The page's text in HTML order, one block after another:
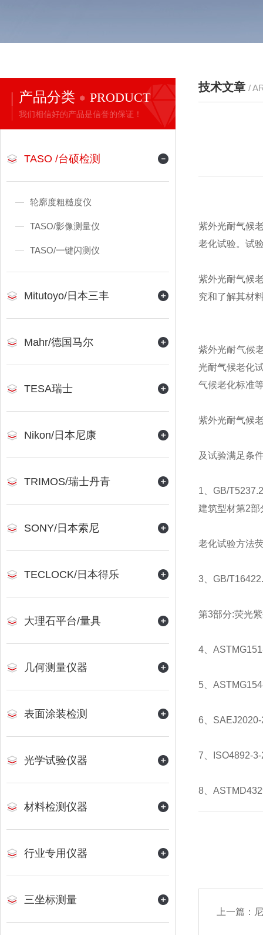
产品分类 PRODUCT
我们相信好的产品是信誉的保证！
TASO /台硕检测
轮廓度粗糙度仪
TASO/影像测量仪
TASO/一键闪测仪
Mitutoyo/日本三丰
Mahr/德国马尔
TESA瑞士
Nikon/日本尼康
TRIMOS/瑞士丹青
SONY/日本索尼
TECLOCK/日本得乐
大理石平台/量具
几何测量仪器
表面涂装检测
光学试验仪器
材料检测仪器
行业专用仪器
三坐标测量
技术文章 /
紫外光耐气候
老化试验。试
紫外光耐气候
究和了解其材
紫外光耐气候
光耐气候老化
气候老化标准
紫外光耐气候
及试验满足条
1、GB/
建筑型材第2部
老化试验方法
3、GB/
第3部分:荧光
4、
5、
6、
7、ISO4892-
8、
上一篇：